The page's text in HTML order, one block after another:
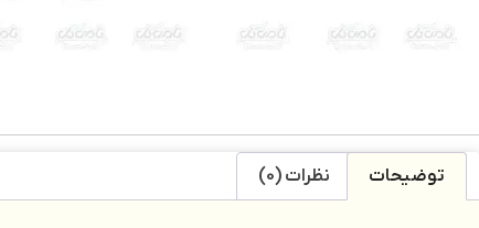
توضیحات نظرات (0)